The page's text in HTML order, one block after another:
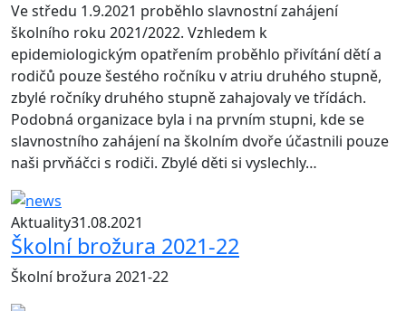
Ve středu 1.9.2021 proběhlo slavnostní zahájení
školního roku 2021/2022. Vzhledem k
epidemiologickým opatřením proběhlo přivítání dětí a
rodičů pouze šestého ročníku v atriu druhého stupně,
zbylé ročníky druhého stupně zahajovaly ve třídách.
Podobná organizace byla i na prvním stupni, kde se
slavnostního zahájení na školním dvoře účastnili pouze
naši prvňáčci s rodiči. Zbylé děti si vyslechly…
Aktuality31.08.2021
Školní brožura 2021-22
Školní brožura 2021-22